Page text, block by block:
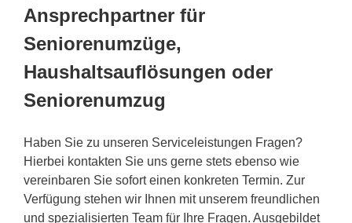
Ansprechpartner für
Seniorenumzüge,
Haushaltsauflösungen oder
Seniorenumzug
Haben Sie zu unseren Serviceleistungen Fragen?
Hierbei kontakten Sie uns gerne stets ebenso wie
vereinbaren Sie sofort einen konkreten Termin. Zur
Verfügung stehen wir Ihnen mit unserem freundlichen
und spezialisierten Team für Ihre Fragen. Ausgebildet